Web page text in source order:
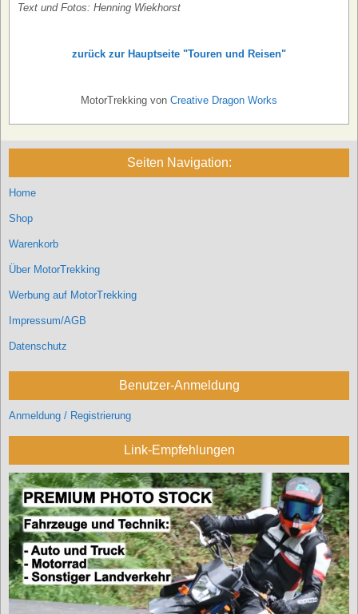
Text und Fotos: Henning Wiekhorst
zurück zur Hauptseite "Touren und Reisen"
MotorTrekking von Creative Dragon Works
Seiten Navigation:
Home
Shop
Warenkorb
Über MotorTrekking
Werbung auf MotorTrekking
Impressum/AGB
Datenschutz
Benutzer-Anmeldung
Anmeldung / Registrierung
Link-Empfehlungen